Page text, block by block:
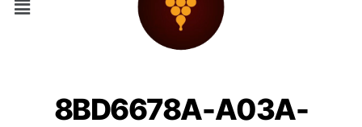
8BD6678A-A03A-